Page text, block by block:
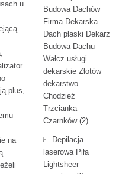
u
plus,
na
Budowa Dachów
Firma Dekarska
Dach płaski Dekarz
Budowa Dachu
Wałcz usługi
dekarskie Złotów
dekarstwo
Chodzież
Trzcianka
Czarnków(2)
Depilacja
laserowa Piła
Lightsheer